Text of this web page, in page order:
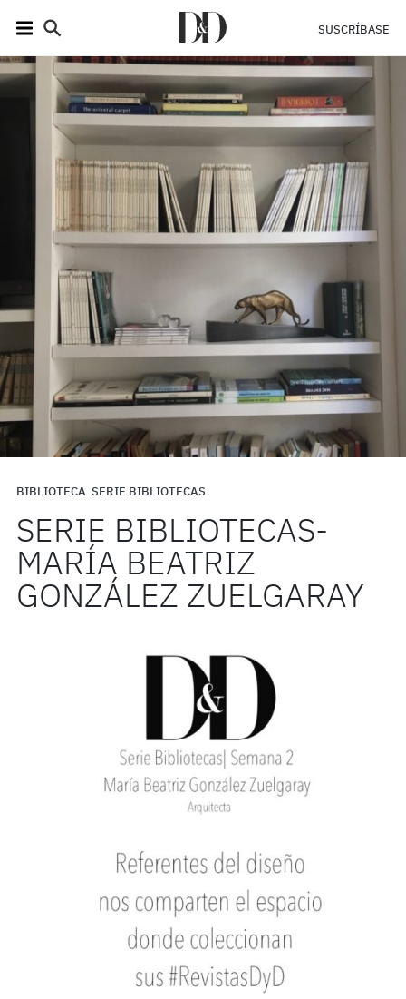
SUSCRÍBASE
BIBLIOTECA SERIE BIBLIOTECAS
SERIE BIBLIOTECAS-
MARÍA BEATRIZ
GONZÁLEZ ZUELGARAY